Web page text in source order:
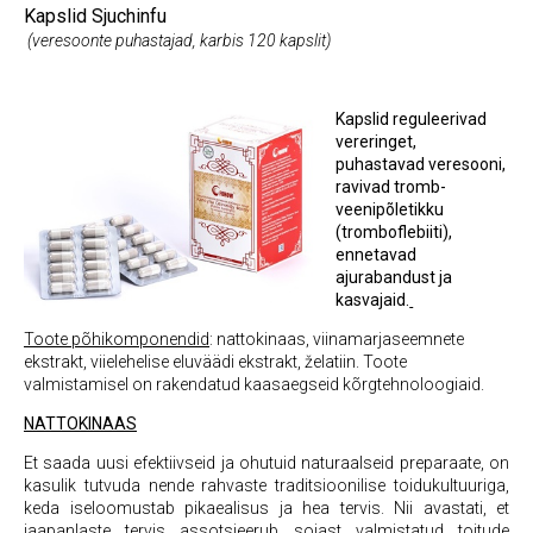
Kapslid Sjuchinfu
(veresoonte puhastajad, karbis 120 kapslit)
Kapslid reguleerivad
vereringet,
puhastavad veresooni,
ravivad tromb-
veenipõletikku
(tromboflebiiti),
ennetavad
ajurabandust ja
kasvajaid.
Toote põhikomponendid: nattokinaas, viinamarjaseemnete
ekstrakt, viielehelise eluväädi ekstrakt, želatiin. Toote
valmistamisel on rakendatud kaasaegseid kõrgtehnoloogiaid.
NATTOKINAAS
Et saada uusi efektiivseid ja ohutuid naturaalseid preparaate, on
kasulik tutvuda nende rahvaste traditsioonilise toidukultuuriga,
keda iseloomustab pikaealisus ja hea tervis. Nii avastati, et